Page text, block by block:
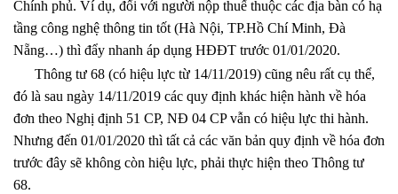
Chính phủ. Ví dụ, đối với người nộp thuế thuộc các địa bàn có hạ
tầng công nghệ thông tin tốt (Hà Nội, TP.Hồ Chí Minh, Đà
Nẵng…) thì đẩy nhanh áp dụng HĐĐT trước 01/01/2020.
Thông tư 68 (có hiệu lực từ 14/11/2019) cũng nêu rất cụ thể,
đó là sau ngày 14/11/2019 các quy định khác hiện hành về hóa
đơn theo Nghị định 51 CP, NĐ 04 CP vẫn có hiệu lực thi hành.
Nhưng đến 01/01/2020 thì tất cả các văn bản quy định về hóa đơn
trước đây sẽ không còn hiệu lực, phải thực hiện theo Thông tư
68.